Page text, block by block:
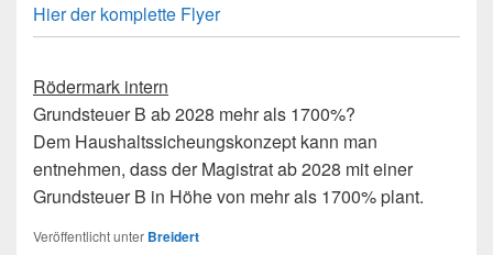
Hier der komplette Flyer
Rödermark intern
Grundsteuer B ab 2028 mehr als 1700%?
Dem Haushaltssicheungskonzept kann man
entnehmen, dass der Magistrat ab 2028 mit einer
Grundsteuer B in Höhe von mehr als 1700% plant.
Veröffentlicht unter Breidert